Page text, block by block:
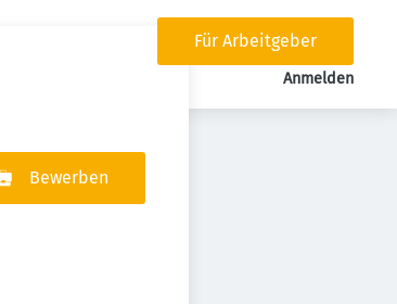
Für Arbeitgeber
Anmelden
Bewerben